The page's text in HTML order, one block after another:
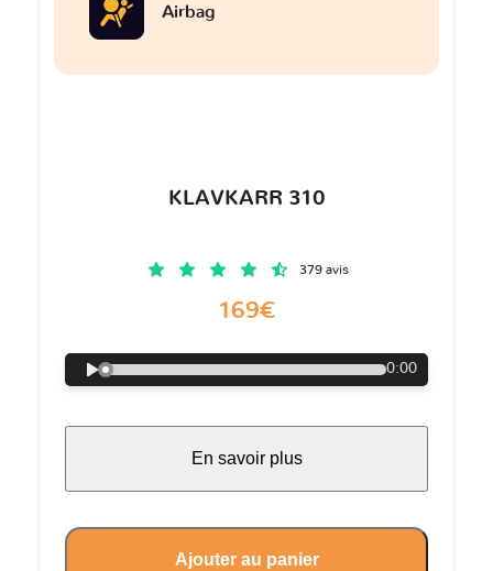
Airbag
KLAVKARR 310
379 avis
169€
0:00
En savoir plus
Ajouter au panier